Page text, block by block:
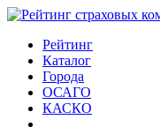
Рейтинг
Каталог
Города
ОСАГО
КАСКО